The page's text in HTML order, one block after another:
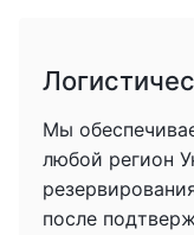
Мы
любой регион
после